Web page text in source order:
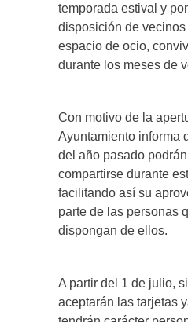
temporada estival y
disposición de
espacio de ocio,
durante los meses de
Con motivo de la
Ayuntamiento informa
del año pasado
compartirse durante
facilitando así su
parte de las personas
dispongan de ellos.
A partir del 1 de julio,
aceptarán las tarjetas